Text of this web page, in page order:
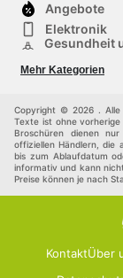
Angebote
Elektronik
Gesundheit
Sportartikel
Mehr Kategorien
Copyright © 2026 . Alle
Texte ist ohne
Broschüren dienen
offiziellen Händlern, die
bis zum Ablaufdatum
informativ und kann
Preise können je nach
KontaktÜber